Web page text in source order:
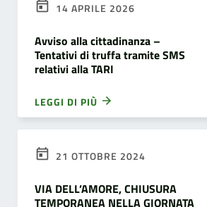
14 APRILE 2026
Avviso alla cittadinanza –
Tentativi di truffa tramite SMS
relativi alla TARI
LEGGI DI PIÙ
21 OTTOBRE 2024
VIA DELL’AMORE, CHIUSURA
TEMPORANEA NELLA GIORNATA